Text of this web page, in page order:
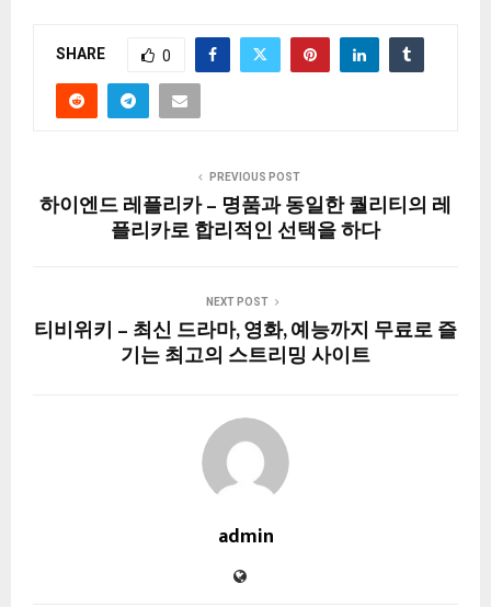
SHARE 0
PREVIOUS POST
하이엔드 레플리카 – 명품과 동일한 퀄리티의 레
플리카로 합리적인 선택을 하다
NEXT POST
티비위키 – 최신 드라마, 영화, 예능까지 무료로 즐
기는 최고의 스트리밍 사이트
admin